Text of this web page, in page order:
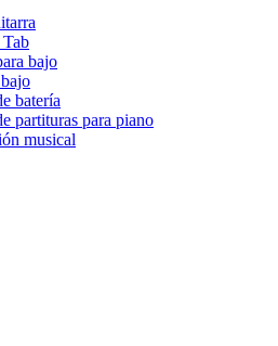
bajo
batería
partituras para piano
musical